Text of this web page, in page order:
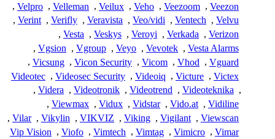
Veezon
,
Veezoom
,
Veho
,
Veilux
,
Velleman
,
Velpro
,
Velvu
,
Ventech
,
Veo/vidi
,
Veravista
,
Verifly
,
Verint
,
Verizon
,
Verkada
,
Veroyi
,
Veskys
,
Vesta
,
Vesta Alarms
,
Vevotek
,
Veyo
,
Vgroup
,
Vgsion
,
Vguard
,
Vhod
,
Vicom
,
Vicon Security
,
Vicsung
,
Victex
,
Victure
,
Videoiq
,
Videosec Security
,
Videotec
,
Videoteknika
,
Videotrend
,
Videotronik
,
Videra
,
Vidiline
,
Vido.at
,
Vidstar
,
Vidux
,
Viewmax
,
Viewscan
,
Vigilant
,
Viking
,
VIKVIZ
,
Vikylin
,
Vilar
,
Vimar
,
Vimicro
,
Vimtag
,
Vimtech
,
Viofo
,
Vip Vision